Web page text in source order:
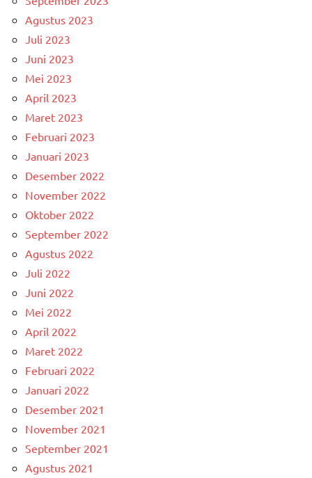
Agustus 2023
Juli 2023
Juni 2023
Mei 2023
April 2023
Maret 2023
Februari 2023
Januari 2023
Desember 2022
November 2022
Oktober 2022
September 2022
Agustus 2022
Juli 2022
Juni 2022
Mei 2022
April 2022
Maret 2022
Februari 2022
Januari 2022
Desember 2021
November 2021
September 2021
Agustus 2021